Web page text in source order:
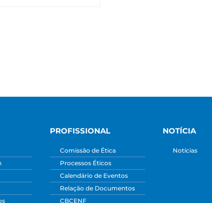
PROFISSIONAL
Comissão de Ética
Processos Éticos
Calendário de Eventos
Relação de Documentos
CBCENF
NOTÍCIA
Notícias